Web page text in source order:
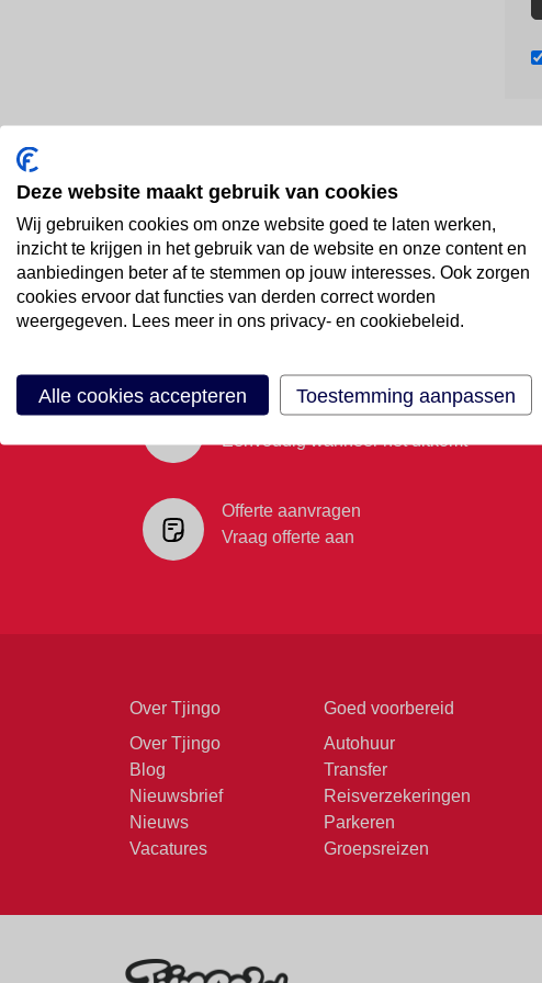
Bel ons
088 66 55 999
Mail ons
Maak een afspraak
Eenvoudig wanneer het uitkomt
Offerte aanvragen
Vraag offerte aan
Over Tjingo
Over Tjingo
Blog
Nieuwsbrief
Nieuws
Vacatures
Goed voorbereid
Autohuur
Transfer
Reisverzekeringen
Parkeren
Groepsreizen
Deze website maakt gebruik van cookies
Wij gebruiken cookies om onze website goed te laten werken,
inzicht te krijgen in het gebruik van de website en onze content en
aanbiedingen beter af te stemmen op jouw interesses. Ook zorgen
cookies ervoor dat functies van derden correct worden
weergegeven. Lees meer in ons privacy- en cookiebeleid.
Alle cookies accepteren Toestemming aanpassen